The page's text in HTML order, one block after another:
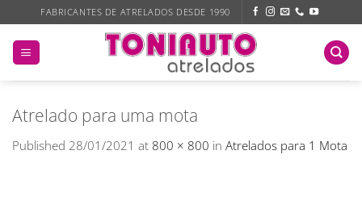
to
content
FABRICANTES DE ATRELADOS DESDE 1990
Atrelado para uma mota
Published 28/01/2021 at 800 × 800 in Atrelados para 1 Mota